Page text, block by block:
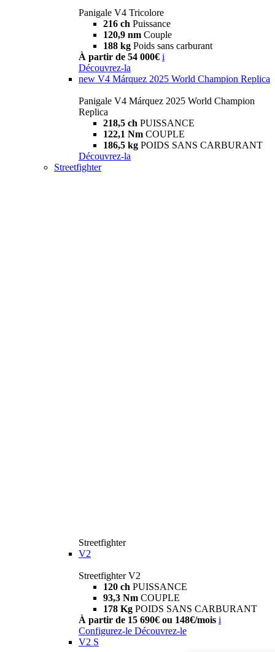
Panigale V4 Tricolore
216 ch Puissance
120,9 nm Couple
188 kg Poids sans carburant
À partir de 54 000€ i
Découvrez-la
new V4 Márquez 2025 World Champion Replica
Panigale V4 Márquez 2025 World Champion
Replica
218,5 ch PUISSANCE
122,1 Nm COUPLE
186,5 kg POIDS SANS CARBURANT
Découvrez-la
Streetfighter
Streetfighter
V2
Streetfighter V2
120 ch PUISSANCE
93,3 Nm COUPLE
178 Kg POIDS SANS CARBURANT
À partir de 15 690€ ou 148€/mois i
Configurez-le Découvrez-le
V2 S